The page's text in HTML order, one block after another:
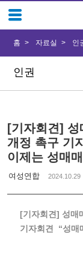
인권
홈 자료실 인
[기자회견] 성
개정 촉구 기
이제는 성매
여성연합 2024.10.29
[기자회견] 성매
기자회견 “성매